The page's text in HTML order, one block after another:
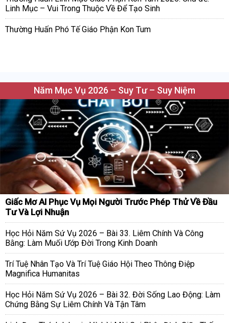
Linh Mục – Vui Trong Thuộc Về Để Tạo Sinh
Thường Huấn Phó Tế Giáo Phận Kon Tum
Năm Mục Vụ 2026 – Suy Tư – Suy Niệm
Giấc Mơ AI Phục Vụ Mọi Người Trước Phép Thử Về Đầu
Tư Và Lợi Nhuận
Học Hỏi Năm Sứ Vụ 2026 – Bài 33. Liêm Chính Và Công
Bằng: Làm Muối Ướp Đời Trong Kinh Doanh
Trí Tuệ Nhân Tạo Và Trí Tuệ Giáo Hội Theo Thông Điệp
Magnifica Humanitas
Học Hỏi Năm Sứ Vụ 2026 – Bài 32. Đời Sống Lao Động: Làm
Chứng Bằng Sự Liêm Chính Và Tận Tâm